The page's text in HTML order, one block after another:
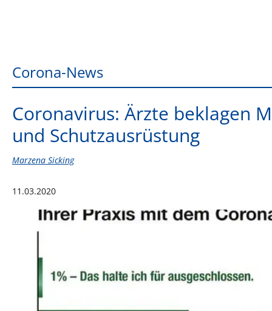
Corona-News
Coronavirus: Ärzte beklagen
und Schutzausrüstung
Marzena Sicking
11.03.2020